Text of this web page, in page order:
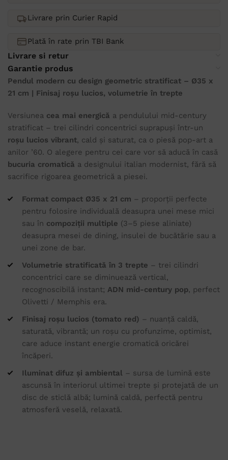
Livrare prin Curier Rapid
Plată în rate prin TBI Bank
Livrare si retur
Garantie produs
Pendul modern cu design geometric stratificat – Ø35 x
21 cm | Finisaj roșu lucios, volumetrie în trepte
Versiunea cea mai energică a pendulului mid-century
stratificat – trei cilindri concentrici suprapuși într-un
roșu lucios vibrant, cald și saturat, ca o piesă pop-art a
anilor ’60. O alegere pentru cei care vor să aducă în casă
bucuria cromatică a designului italian modernist, fără să
sacrifice rigoarea geometrică a piesei.
Format compact Ø35 x 21 cm – proporții perfecte
pentru folosire individuală deasupra unei mese mici
sau în compoziții multiple (3–5 piese aliniate)
deasupra mesei de dining, insulei de bucătărie sau a
unei zone de bar.
Volumetrie stratificată în 3 trepte – trei cilindri
concentrici care se diminuează vertical,
recognoscibilă instant; ADN mid-century pop, perfect
Olivetti / Memphis era.
Finisaj roșu lucios (tomato red) – nuanță caldă,
saturată, vibrantă; un roșu cu profunzime, optimist,
care aduce instant energie cromatică oricărei
încăperi.
Iluminat difuz și ambiental – sursa de lumină este
ascunsă în interiorul ultimei trepte și protejată de un
disc de sticlă albă; lumină caldă, perfectă pentru
atmosferă veselă, relaxată.